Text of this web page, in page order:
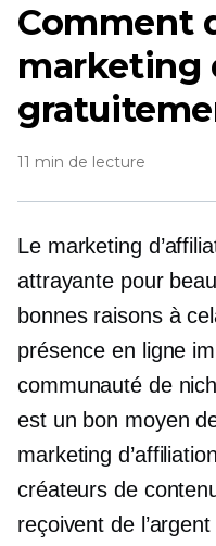
Comment
marketing
11 min de lecture
Le marketing
attrayante pour
bonnes raisons à
présence en ligne
communauté de
est un bon moyen
marketing
créateurs de
reçoivent de